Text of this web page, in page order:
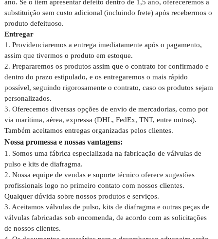
ano. Se o item apresentar defeito dentro de 1,5 ano, ofereceremos a
substituição sem custo adicional (incluindo frete) após recebermos o
produto defeituoso.
Entregar
1. Providenciaremos a entrega imediatamente após o pagamento,
assim que tivermos o produto em estoque.
2. Prepararemos os produtos assim que o contrato for confirmado e
dentro do prazo estipulado, e os entregaremos o mais rápido
possível, seguindo rigorosamente o contrato, caso os produtos sejam
personalizados.
3. Oferecemos diversas opções de envio de mercadorias, como por
via marítima, aérea, expressa (DHL, FedEx, TNT, entre outras).
Também aceitamos entregas organizadas pelos clientes.
Nossa promessa e nossas vantagens:
1. Somos uma fábrica especializada na fabricação de válvulas de
pulso e kits de diafragma.
2. Nossa equipe de vendas e suporte técnico oferece sugestões
profissionais logo no primeiro contato com nossos clientes.
Qualquer dúvida sobre nossos produtos e serviços.
3. Aceitamos válvulas de pulso, kits de diafragma e outras peças de
válvulas fabricadas sob encomenda, de acordo com as solicitações
de nossos clientes.